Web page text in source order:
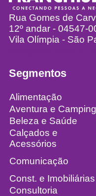
Rua Gomes de
12º andar - 04547-
Vila Olímpia - São
Segmentos
Alimentação
Aventura e Camping
Beleza e Saúde
Calçados e
Acessórios
Comunicação
Const. e Imobiliárias
Consultoria